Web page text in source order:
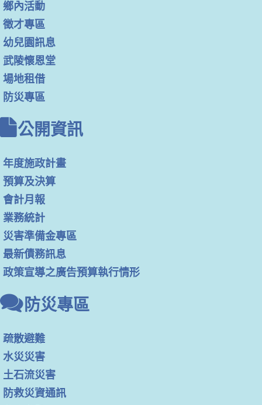
鄉內活動
徵才專區
幼兒園訊息
武陵懷恩堂
場地租借
防災專區
公開資訊
年度施政計畫
預算及決算
會計月報
業務統計
災害準備金專區
最新債務訊息
政策宣導之廣告預算執行情形
防災專區
疏散避難
水災災害
土石流災害
防救災資通訊